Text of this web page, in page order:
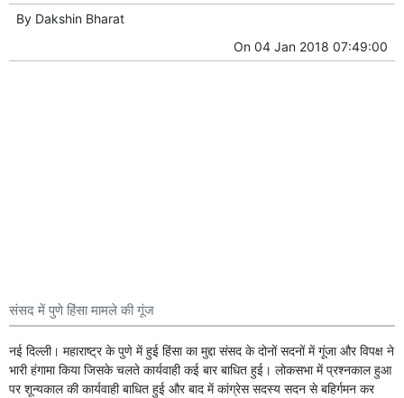
By Dakshin Bharat
On 04 Jan 2018 07:49:00
संसद में पुणे हिंसा मामले की गूंज
नई दिल्ली। महाराष्ट्र के पुणे में हुई हिंसा का मुद्दा संसद के दोनों सदनों में गूंजा और विपक्ष ने
भारी हंगामा किया जिसके चलते कार्यवाही कई बार बाधित हुई। लोकसभा में प्रश्नकाल हुआ
पर शून्यकाल की कार्यवाही बाधित हुई और बाद में कांग्रेस सदस्य सदन से बहिर्गमन कर